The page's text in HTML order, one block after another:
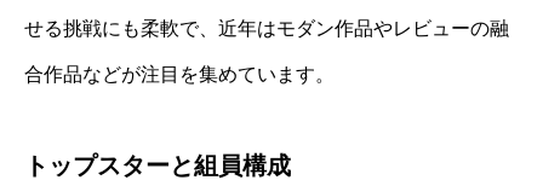
せる挑戦にも柔軟で、近年はモダン作品やレビューの融
合作品などが注目を集めています。
トップスターと組員構成